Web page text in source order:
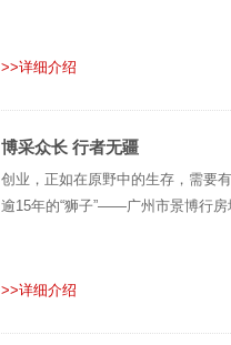
>>详细介绍
博采众长 行者无疆
创业，正如在原野中的生存，需要
逾15年的“狮子”——广州市景博行房
>>详细介绍